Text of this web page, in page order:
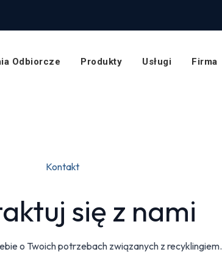
Odbiorcze Produkty Usługi Firma
Kontakt
się z nami
o Twoich potrzebach związanych z recyklingiem.